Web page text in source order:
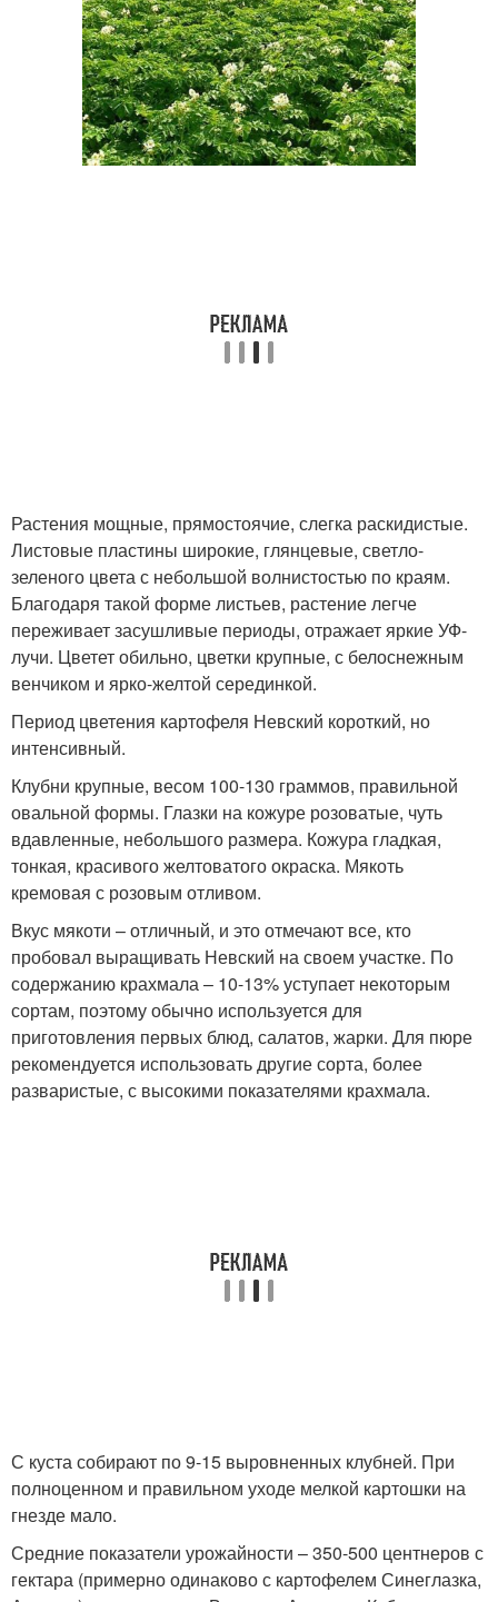
Растения мощные, прямостоячие, слегка раскидистые.
Листовые пластины широкие, глянцевые, светло-
зеленого цвета с небольшой волнистостью по краям.
Благодаря такой форме листьев, растение легче
переживает засушливые периоды, отражает яркие УФ-
лучи. Цветет обильно, цветки крупные, с белоснежным
венчиком и ярко-желтой серединкой.
Период цветения картофеля Невский короткий, но
интенсивный.
Клубни крупные, весом 100-130 граммов, правильной
овальной формы. Глазки на кожуре розоватые, чуть
вдавленные, небольшого размера. Кожура гладкая,
тонкая, красивого желтоватого окраска. Мякоть
кремовая с розовым отливом.
Вкус мякоти – отличный, и это отмечают все, кто
пробовал выращивать Невский на своем участке. По
содержанию крахмала – 10-13% уступает некоторым
сортам, поэтому обычно используется для
приготовления первых блюд, салатов, жарки. Для пюре
рекомендуется использовать другие сорта, более
разваристые, с высокими показателями крахмала.
С куста собирают по 9-15 выровненных клубней. При
полноценном и правильном уходе мелкой картошки на
гнезде мало.
Средние показатели урожайности – 350-500 центнеров с
гектара (примерно одинаково с картофелем Синеглазка,